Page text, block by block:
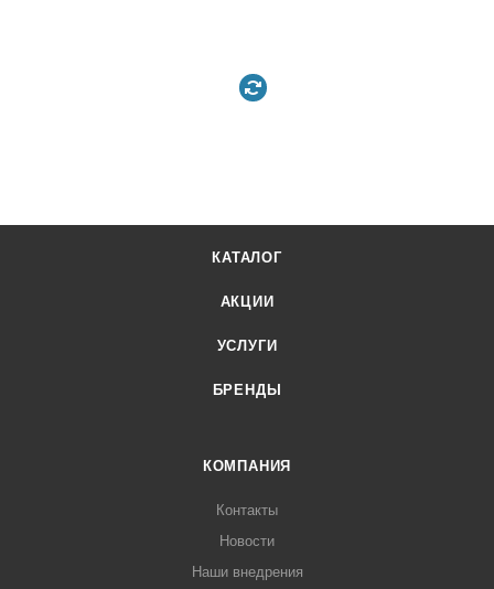
КАТАЛОГ
АКЦИИ
УСЛУГИ
БРЕНДЫ
КОМПАНИЯ
Контакты
Новости
Наши внедрения